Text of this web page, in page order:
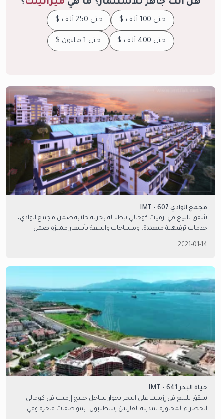
هل أنت جاهز للاستثمار؟ ما هي ميزانيتك ؟
حتى 100 ألف $ حتى 250 ألف $
حتى 400 ألف $ حتى 1 مليون $
مجمع الوادي IMT - 607
شقق للبيع في ازميت كوجالي بإطلالة بحرية خلابة ضمن مجمع الوادي،
خدمات ترفيهية متعددة، ومساحات واسعة بأسعار مميزة ضمن
2021-01-14
حياة البحر 641 - IMT
شقق للبيع في إزميت على البحر بجوار ساحل خليج إزميت في كوجالي
الخضراء المجاورة لمدينة القارتين إسطنبول، بمواصفات فاخرة وفي